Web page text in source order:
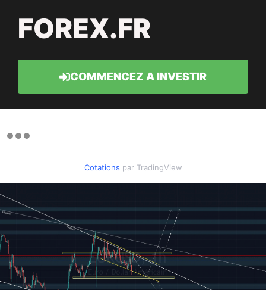
FOREX.FR
COMMENCEZ A INVESTIR
Cotations par TradingView